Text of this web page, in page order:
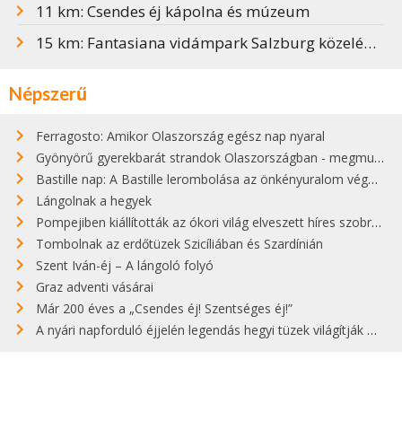
11 km: Csendes éj kápolna és múzeum
15 km: Fantasiana vidámpark Salzburg közelében
Népszerű
Ferragosto: Amikor Olaszország egész nap nyaral
Gyönyörű gyerekbarát strandok Olaszországban - megmutatjuk a 15 legjobbat
Bastille nap: A Bastille lerombolása az önkényuralom végét jelentette
Lángolnak a hegyek
Pompejiben kiállították az ókori világ elveszett híres szobrának másolatát
Tombolnak az erdőtüzek Szicíliában és Szardínián
Szent Iván-éj – A lángoló folyó
Graz adventi vásárai
Már 200 éves a „Csendes éj! Szentséges éj!”
A nyári napforduló éjjelén legendás hegyi tüzek világítják meg Zugspitzét